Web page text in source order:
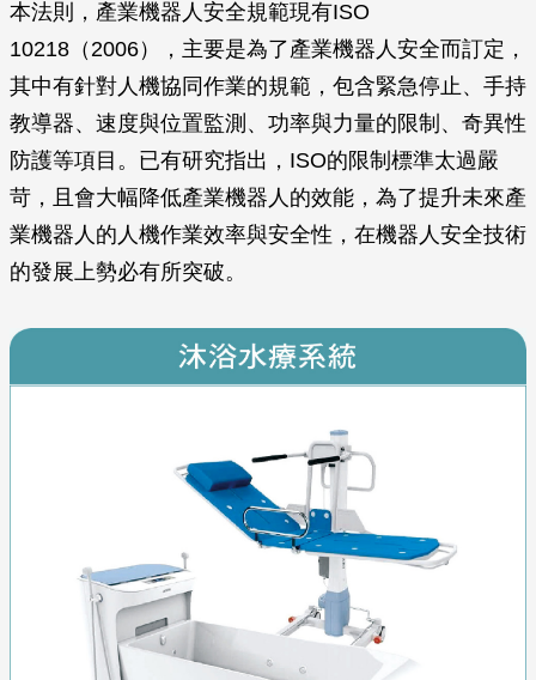
本法則，產業機器人安全規範現有ISO
10218（2006），主要是為了產業機器人安全而訂定，
其中有針對人機協同作業的規範，包含緊急停止、手持
教導器、速度與位置監測、功率與力量的限制、奇異性
防護等項目。已有研究指出，ISO的限制標準太過嚴
苛，且會大幅降低產業機器人的效能，為了提升未來產
業機器人的人機作業效率與安全性，在機器人安全技術
的發展上勢必有所突破。